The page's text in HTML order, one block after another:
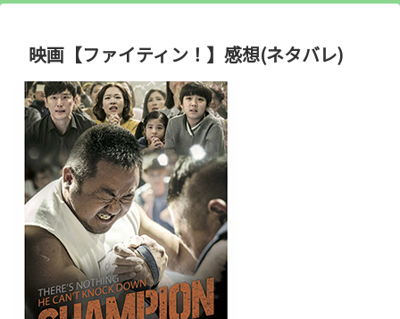
映画【ファイティン！】感想(ネタバレ)